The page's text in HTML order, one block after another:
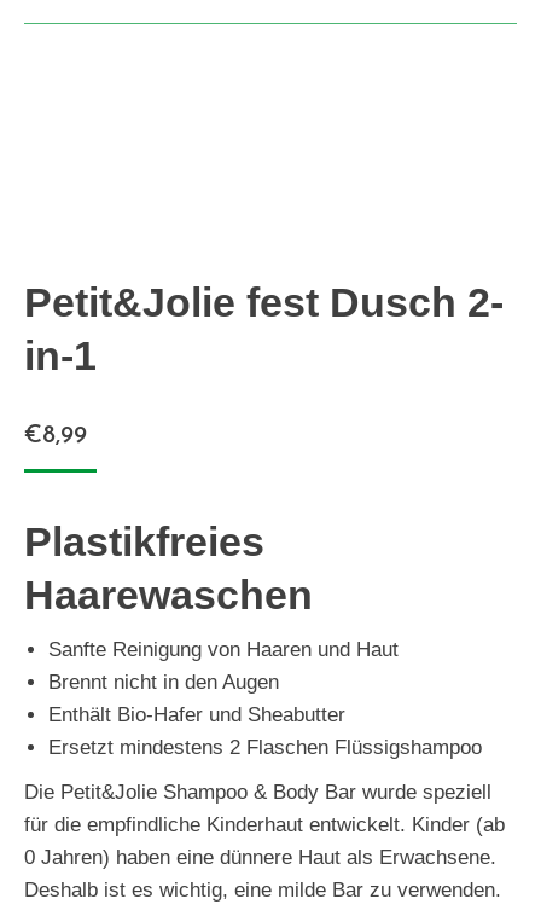
Petit&Jolie fest Dusch 2-
in-1
€8,99
Plastikfreies
Haarewaschen
Sanfte Reinigung von Haaren und Haut
Brennt nicht in den Augen
Enthält Bio-Hafer und Sheabutter
Ersetzt mindestens 2 Flaschen Flüssigshampoo
Die Petit&Jolie Shampoo & Body Bar wurde speziell
für die empfindliche Kinderhaut entwickelt. Kinder (ab
0 Jahren) haben eine dünnere Haut als Erwachsene.
Deshalb ist es wichtig, eine milde Bar zu verwenden.